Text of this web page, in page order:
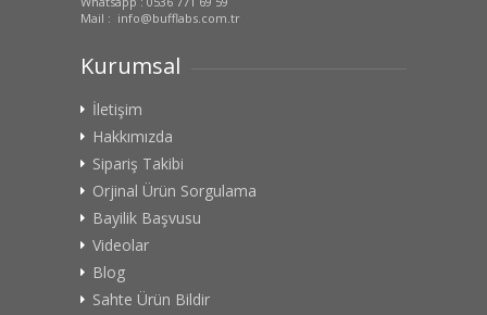
Mail : info@bufflabs.com.tr
Kurumsal
İletişim
Hakkımızda
Sipariş Takibi
Orjinal Ürün Sorgulama
Bayilik Başvusu
Videolar
Blog
Sahte Ürün Bildir